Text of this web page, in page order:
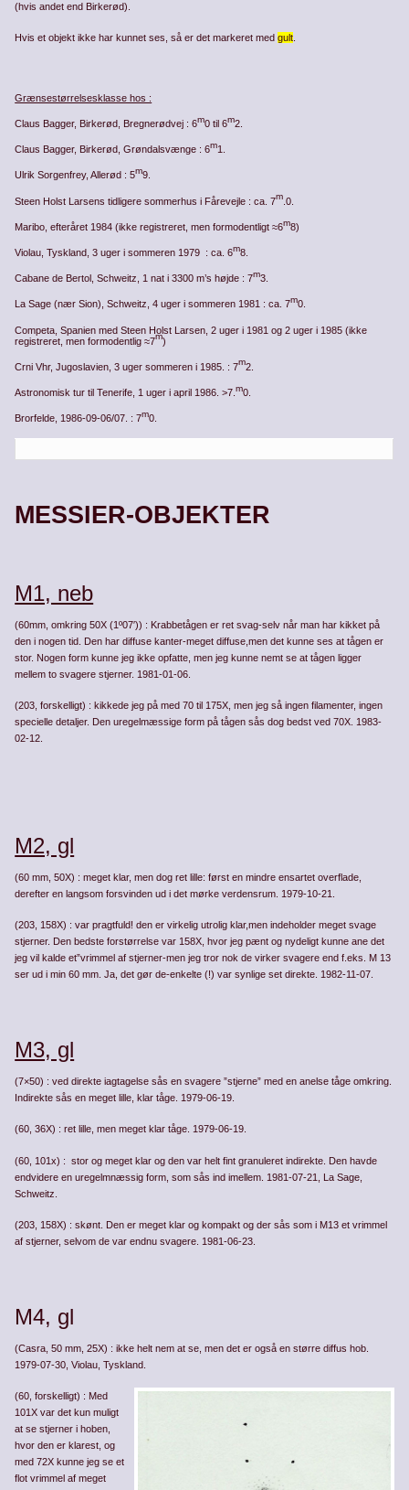
(hvis andet end Birkerød).
Hvis et objekt ikke har kunnet ses, så er det markeret medgult.
Grænsestørrelsesklasse hos :
Claus Bagger, Birkerød, Bregnerødvej : 6m0 til 6m2.
Claus Bagger, Birkerød, Grøndalsvænge : 6m1.
Ulrik Sorgenfrey, Allerød : 5m9.
Steen Holst Larsens tidligere sommerhus i Fårevejle : ca. 7m .0.
Maribo, efteråret 1984 (ikke registreret, men formodentligt ≈6m8)
Violau, Tyskland, 3 uger i sommeren 1979 : ca. 6m8.
Cabane de Bertol, Schweitz, 1 nat i 3300 m’s højde : 7m3.
La Sage (nær Sion), Schweitz, 4 uger i sommeren 1981 : ca. 7m0.
Competa, Spanien med Steen Holst Larsen, 2 uger i 1981 og 2 uger i 1985 (ikke
registreret, men formodentlig ≈7m)
Crni Vhr, Jugoslavien, 3 uger sommeren i 1985. : 7m2.
Astronomisk tur til Tenerife, 1 uger i april 1986. >7.m0.
Brorfelde, 1986-09-06/07. : 7m0.
MESSIER-OBJEKTER
M1, neb
(60mm, omkring 50X (1º07′)) : Krabbetågen er ret svag-selv når man har kikket på
den i nogen tid. Den har diffuse kanter-meget diffuse,men det kunne ses at tågen er
stor. Nogen form kunne jeg ikke opfatte, men jeg kunne nemt se at tågen ligger
mellem to svagere stjerner. 1981-01-06.
(203, forskelligt) : kikkede jeg på med 70 til 175X, men jeg så ingen filamenter, ingen
specielle detaljer. Den uregelmæssige form på tågen sås dog bedst ved 70X. 1983-
02-12.
M2, gl
(60 mm, 50X) : meget klar, men dog ret lille: først en mindre ens­artet overflade,
derefter en langsom forsvinden ud i det mørke ver­densrum. 1979-10-21.
(203, 158X) : var pragtfuld! den er virkelig utrolig klar,men indehol­der meget svage
stjerner. Den bedste forstørrelse var 158X, hvor jeg pænt og nydeligt kunne ane det
jeg vil kalde et”vrimmel af stjerner­-men jeg tror nok de virker svagere end f.eks. M 13
ser ud i min 60 mm. Ja, det gør de-enkelte (!) var synlige set direkte. 1982-11-07.
M3, gl
(7×50) : ved direkte iagtagelse sås en svagere ”stjerne” med en anelse tåge omkring.
Indirekte sås en meget lille, klar tåge. 1979-06-19.
(60, 36X) : ret lille, men meget klar tåge. 1979-06-19.
(60, 101x) : stor og meget klar og den var helt fint granuleret indirekte. Den havde
endvidere en uregelmnæssig form, som sås ind imellem. 1981-07-21, La Sage,
Schweitz.
(203, 158X) : skønt. Den er meget klar og kompakt og der sås som i M13 et vrimmel
af stjerner, selvom de var endnu svagere. 1981-06-23.
M4, gl
(Casra, 50 mm, 25X) : ikke helt nem at se, men det er også en større diffus hob.
1979-07-30, Violau, Tyskland.
(60, forskelligt) : Med
101X var det kun muligt
at se stjerner i hoben,
hvor den er klarest, og
med 72X kunne jeg se et
flot vrimmel af meget